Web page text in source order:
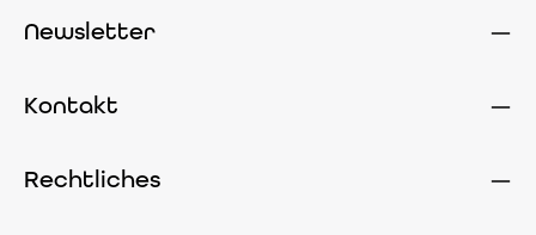
Newsletter
Kontakt
Rechtliches